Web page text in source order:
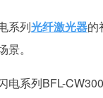
系列光纤激光器的
。
电系列BFL-